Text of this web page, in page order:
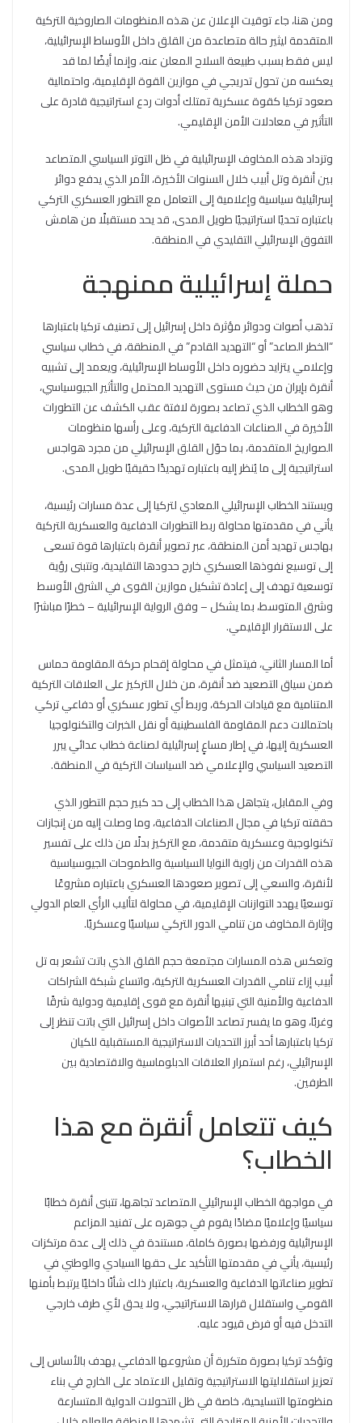
ومن هنا، جاء توقيت الإعلان عن هذه المنظومات الصاروخية التركية
المتقدمة ليثير حالة متصاعدة من القلق داخل الأوساط الإسرائيلية،
ليس فقط بسبب طبيعة السلاح المعلن عنه، وإنما أيضًا لما قد
يعكسه من تحول تدريجي في موازين القوة الإقليمية، واحتمالية
صعود تركيا كقوة عسكرية تمتلك أدوات ردع استراتيجية قادرة على
التأثير في معادلات الأمن الإقليمي.
وتزداد هذه المخاوف الإسرائيلية في ظل التوتر السياسي المتصاعد
بين أنقرة وتل أبيب خلال السنوات الأخيرة، الأمر الذي يدفع دوائر
إسرائيلية سياسية وإعلامية إلى التعامل مع التطور العسكري التركي
باعتباره تحديًا استراتيجيًا طويل المدى، قد يحد مستقبلًا من هامش
التفوق الإسرائيلي التقليدي في المنطقة.
حملة إسرائيلية ممنهجة
تذهب أصوات ودوائر مؤثرة داخل إسرائيل إلى تصنيف تركيا باعتبارها
“الخطر الصاعد” أو “التهديد القادم” في المنطقة، في خطاب سياسي
وإعلامي يتزايد حضوره داخل الأوساط الإسرائيلية، ويعمد إلى تشبيه
أنقرة بإيران من حيث مستوى التهديد المحتمل والتأثير الجيوسياسي،
وهو الخطاب الذي تصاعد بصورة لافتة عقب الكشف عن التطورات
الأخيرة في الصناعات الدفاعية التركية، وعلى رأسها منظومات
الصواريخ المتقدمة، بما حوّل القلق الإسرائيلي من مجرد هواجس
استراتيجية إلى ما يُنظر إليه باعتباره تهديدًا حقيقيًا طويل المدى.
ويستند الخطاب الإسرائيلي المعادي لتركيا إلى عدة مسارات رئيسية،
يأتي في مقدمتها محاولة ربط التطورات الدفاعية والعسكرية التركية
بهاجس تهديد أمن المنطقة، عبر تصوير أنقرة باعتبارها قوة تسعى
إلى توسيع نفوذها العسكري خارج حدودها التقليدية، وتتبنى رؤية
توسعية تهدف إلى إعادة تشكيل موازين القوى في الشرق الأوسط
وشرق المتوسط، بما يشكل – وفق الرواية الإسرائيلية – خطرًا مباشرًا
على الاستقرار الإقليمي.
أما المسار الثاني، فيتمثل في محاولة إقحام حركة المقاومة حماس
ضمن سياق التصعيد ضد أنقرة، من خلال التركيز على العلاقات التركية
المتنامية مع قيادات الحركة، وربط أي تطور عسكري أو دفاعي تركي
باحتمالات دعم المقاومة الفلسطينية أو نقل الخبرات والتكنولوجيا
العسكرية إليها، في إطار مساعٍ إسرائيلية لصناعة خطاب عدائي يبرر
التصعيد السياسي والإعلامي ضد السياسات التركية في المنطقة.
وفي المقابل، يتجاهل هذا الخطاب إلى حد كبير حجم التطور الذي
حققته تركيا في مجال الصناعات الدفاعية، وما وصلت إليه من إنجازات
تكنولوجية وعسكرية متقدمة، مع التركيز بدلًا من ذلك على تفسير
هذه القدرات من زاوية النوايا السياسية والطموحات الجيوسياسية
لأنقرة، والسعي إلى تصوير صعودها العسكري باعتباره مشروعًا
توسعيًا يهدد التوازنات الإقليمية، في محاولة لتأليب الرأي العام الدولي
وإثارة المخاوف من تنامي الدور التركي سياسيًا وعسكريًا.
وتعكس هذه المسارات مجتمعة حجم القلق الذي باتت تشعر به تل
أبيب إزاء تنامي القدرات العسكرية التركية، واتساع شبكة الشراكات
الدفاعية والأمنية التي تبنيها أنقرة مع قوى إقليمية ودولية شرقًا
وغربًا، وهو ما يفسر تصاعد الأصوات داخل إسرائيل التي باتت تنظر إلى
تركيا باعتبارها أحد أبرز التحديات الاستراتيجية المستقبلية للكيان
الإسرائيلي، رغم استمرار العلاقات الدبلوماسية والاقتصادية بين
الطرفين.
كيف تتعامل أنقرة مع هذا
الخطاب؟
في مواجهة الخطاب الإسرائيلي المتصاعد تجاهها، تتبنى أنقرة خطابًا
سياسيًا وإعلاميًا مضادًا يقوم في جوهره على تفنيد المزاعم
الإسرائيلية ورفضها بصورة كاملة، مستندة في ذلك إلى عدة مرتكزات
رئيسية، يأتي في مقدمتها التأكيد على حقها السيادي والوطني في
تطوير صناعاتها الدفاعية والعسكرية، باعتبار ذلك شأنًا داخليًا يرتبط بأمنها
القومي واستقلال قرارها الاستراتيجي، ولا يحق لأي طرف خارجي
التدخل فيه أو فرض قيود عليه.
وتؤكد تركيا بصورة متكررة أن مشروعها الدفاعي يهدف بالأساس إلى
تعزيز استقلاليتها الاستراتيجية وتقليل الاعتماد على الخارج في بناء
منظومتها التسليحية، خاصة في ظل التحولات الدولية المتسارعة